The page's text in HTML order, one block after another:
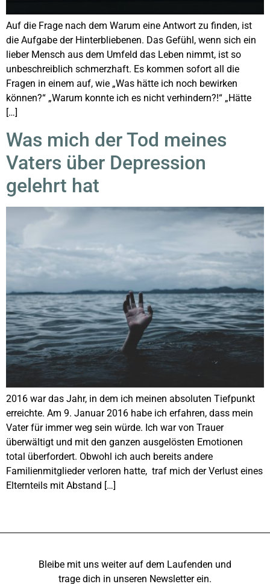
Auf die Frage nach dem Warum eine Antwort zu finden, ist
die Aufgabe der Hinterbliebenen. Das Gefühl, wenn sich ein
lieber Mensch aus dem Umfeld das Leben nimmt, ist so
unbeschreiblich schmerzhaft. Es kommen sofort all die
Fragen in einem auf, wie „Was hätte ich noch bewirken
können?“ „Warum konnte ich es nicht verhindern?!“ „Hätte
[…]
Was mich der Tod meines
Vaters über Depression
gelehrt hat
2016 war das Jahr, in dem ich meinen absoluten Tiefpunkt
erreichte. Am 9. Januar 2016 habe ich erfahren, dass mein
Vater für immer weg sein würde. Ich war von Trauer
überwältigt und mit den ganzen ausgelösten Emotionen
total überfordert. Obwohl ich auch bereits andere
Familienmitglieder verloren hatte, traf mich der Verlust eines
Elternteils mit Abstand […]
Bleibe mit uns weiter auf dem Laufenden und
trage dich in unseren Newsletter ein.